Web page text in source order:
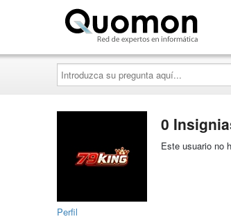
Introduzca
su
pregunta
aquí...
Perfil
0
Este usuario no